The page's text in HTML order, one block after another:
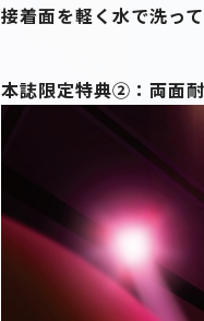
接着面を軽く水で洗っ
本誌限定特典②：両面